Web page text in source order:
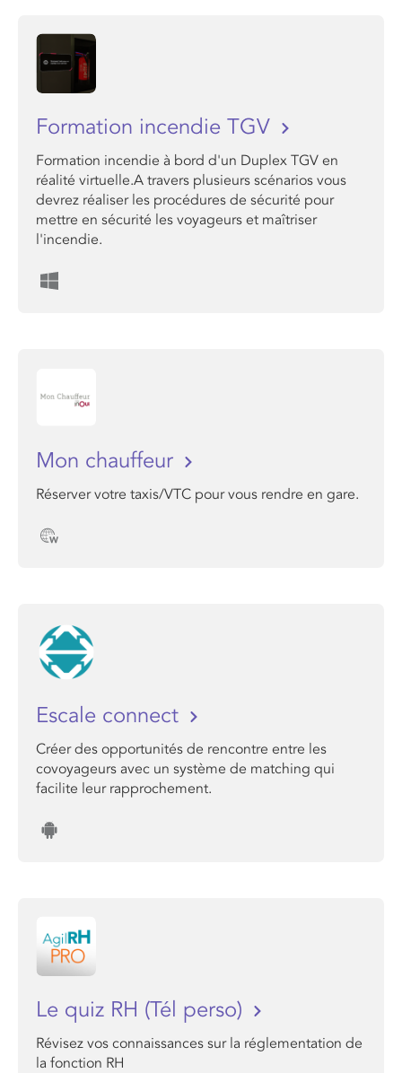
Formation incendie TGV
Formation incendie à bord d'un Duplex TGV en
réalité virtuelle.A travers plusieurs scénarios vous
devrez réaliser les procédures de sécurité pour
mettre en sécurité les voyageurs et maîtriser
l'incendie.
Mon chauffeur
Réserver votre taxis/VTC pour vous rendre en gare.
Escale connect
Créer des opportunités de rencontre entre les
covoyageurs avec un système de matching qui
facilite leur rapprochement.
Le quiz RH (Tél perso)
Révisez vos connaissances sur la réglementation de
la fonction RH